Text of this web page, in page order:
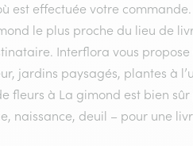
est effectuée votre
le plus proche du lieu de
Interflora vous
jardins paysagés, plantes à
fleurs à La gimond est bien
naissance, deuil – pour une